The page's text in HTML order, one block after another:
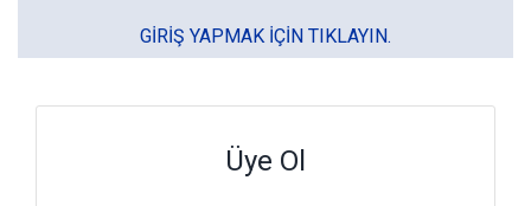
GIRIŞ YAPMAK IÇIN TIKLAYIN.
Üye Ol